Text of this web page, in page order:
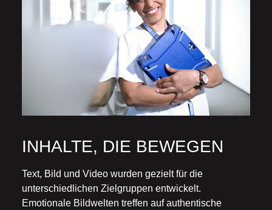
INHALTE, DIE BEWEGEN
Text, Bild und Video wurden gezielt für die
unterschiedlichen Zielgruppen entwickelt.
Emotionale Bildwelten treffen auf authentische